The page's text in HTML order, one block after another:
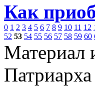
Как
0 1 2 3 4 5 6 7 8 9 10 11 12
52 53 54 55 56 57 58 59 60
Материал